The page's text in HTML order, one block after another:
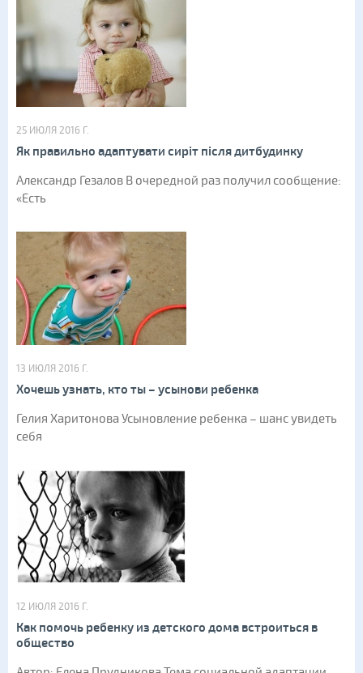
25 ИЮЛЯ 2016 Г.
Як правильно адаптувати сиріт після дитбудинку
Александр Гезалов В очередной раз получил сообщение:
«Есть
13 ИЮЛЯ 2016 Г.
Хочешь узнать, кто ты – усынови ребенка
Гелия Харитонова Усыновление ребенка – шанс увидеть
себя
12 ИЮЛЯ 2016 Г.
Как помочь ребенку из детского дома встроиться в
общество